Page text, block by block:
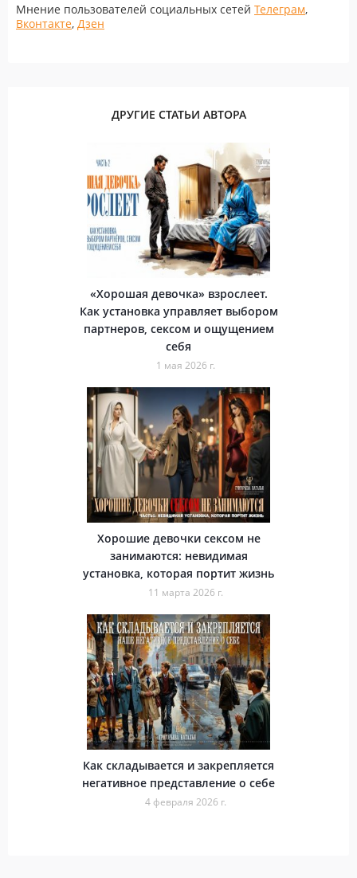
Мнение пользователей социальных сетей Телеграм,
Вконтакте, Дзен
ДРУГИЕ СТАТЬИ АВТОРА
«Хорошая девочка» взрослеет.
Как установка управляет выбором
партнеров, сексом и ощущением
себя
1 мая 2026 г.
Хорошие девочки сексом не
занимаются: невидимая
установка, которая портит жизнь
11 марта 2026 г.
Как складывается и закрепляется
негативное представление о себе
4 февраля 2026 г.